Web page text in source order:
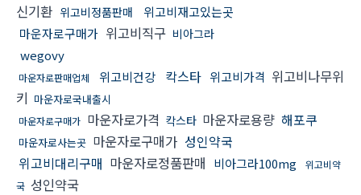
신기환 위고비정품판매
위고비재고있는곳
마운자로구매가 위고비직구 비아그라
wegovy
마운자로판매업체 위고비건강 칵스타 위고비가격 위고비나무위
키 마운자로국내출시
마운자로구매가 마운자로가격 칵스타 마운자로용량 해포쿠
마운자로사는곳 마운자로구매가 성인약국
위고비대리구매 마운자로정품판매 비아그라100mg
위고비약
국 성인약국